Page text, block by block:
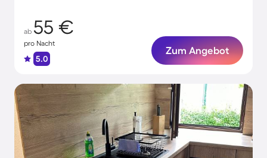
ab 55 €
pro Nacht
5.0
Zum Angebot